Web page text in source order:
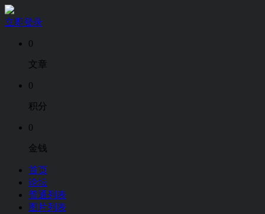
立即登录
0
文章
0
积分
0
金钱
首页
论坛
普通列表
图片列表